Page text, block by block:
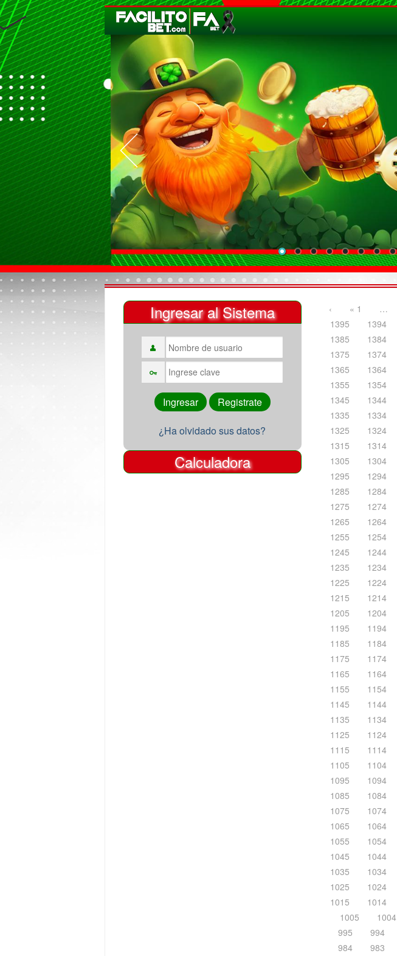
Ingresar al Sistema
¿Ha olvidado sus datos?
Calculadora
‹ « 1 …
1395
1394
1385
1384
1375
1374
1365
1364
1355
1354
1345
1344
1335
1334
1325
1324
1315
1314
1305
1304
1295
1294
1285
1284
1275
1274
1265
1264
1255
1254
1245
1244
1235
1234
1225
1224
1215
1214
1205
1204
1195
1194
1185
1184
1175
1174
1165
1164
1155
1154
1145
1144
1135
1134
1125
1124
1115
1114
1105
1104
1095
1094
1085
1084
1075
1074
1065
1064
1055
1054
1045
1044
1035
1034
1025
1024
1015
1014
1005
1004
995
994
984
983